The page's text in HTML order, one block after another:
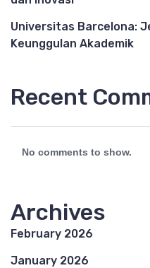
Universitas Barcelona:
Keunggulan Akademik
Recent
No comments to show.
Archives
February 2026
January 2026